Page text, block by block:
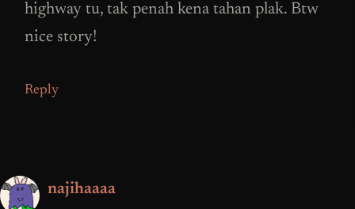
highway tu, tak penah kena tahan plak. Btw
nice story!
Reply
najihaaaa